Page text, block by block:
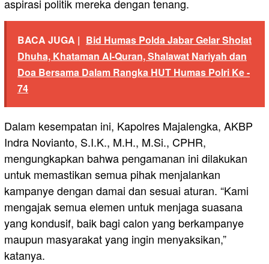
aspirasi politik mereka dengan tenang.
BACA JUGA | Bid Humas Polda Jabar Gelar Sholat
Dhuha, Khataman Al-Quran, Shalawat Nariyah dan
Doa Bersama Dalam Rangka HUT Humas Polri Ke -
74
Dalam kesempatan ini, Kapolres Majalengka, AKBP
Indra Novianto, S.I.K., M.H., M.Si., CPHR,
mengungkapkan bahwa pengamanan ini dilakukan
untuk memastikan semua pihak menjalankan
kampanye dengan damai dan sesuai aturan. “Kami
mengajak semua elemen untuk menjaga suasana
yang kondusif, baik bagi calon yang berkampanye
maupun masyarakat yang ingin menyaksikan,”
katanya.